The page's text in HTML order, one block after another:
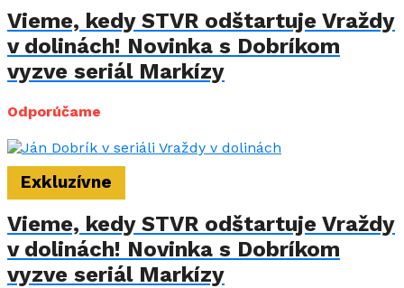
Vieme, kedy STVR odštartuje Vraždy
v dolinách! Novinka s Dobríkom
vyzve seriál Markízy
Odporúčame
Exkluzívne
Vieme, kedy STVR odštartuje Vraždy
v dolinách! Novinka s Dobríkom
vyzve seriál Markízy